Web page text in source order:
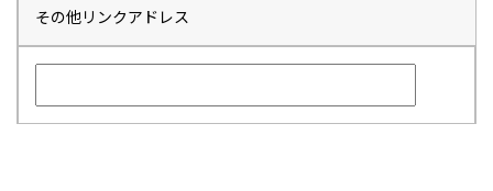
その他リンクアドレス